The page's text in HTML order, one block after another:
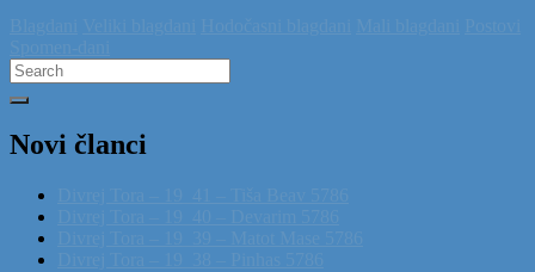
Search
for:
Novi članci